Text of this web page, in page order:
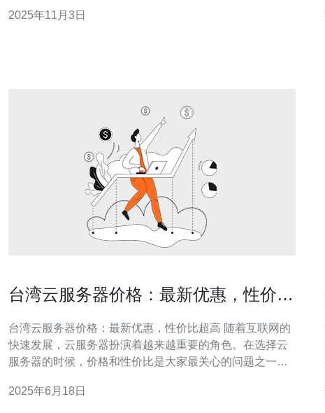
解VPS高防云空间的基本概念 VPS（Virtual Private
2025年11月3日
台湾云服务器价格：最新优惠，性价比
台湾云服务器价格：最新优惠，性价比超高 随着互联网的
快速发展，云服务器扮演着越来越重要的角色。在选择云
服务器的时候，价格和性价比是大家最关心的问题之一。
优惠活动，帮助大家找到性价比超高的选择。 台湾作为一
2025年6月18日